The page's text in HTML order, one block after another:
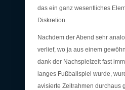
das ein ganz wesentliches
Diskretion.
Nachdem der Abend sehr
verlief, wo ja aus einem
dank der Nachspielzeit fast
langes Fußballspiel wurde,
avisierte Zeitrahmen durchaus